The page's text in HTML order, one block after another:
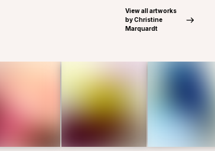
View all artworks
by Christine
Marquardt